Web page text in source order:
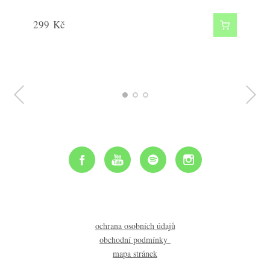
299 Kč
299 Kč
549 Kč
ochrana osobních údajů
obchodní podmínky
mapa stránek